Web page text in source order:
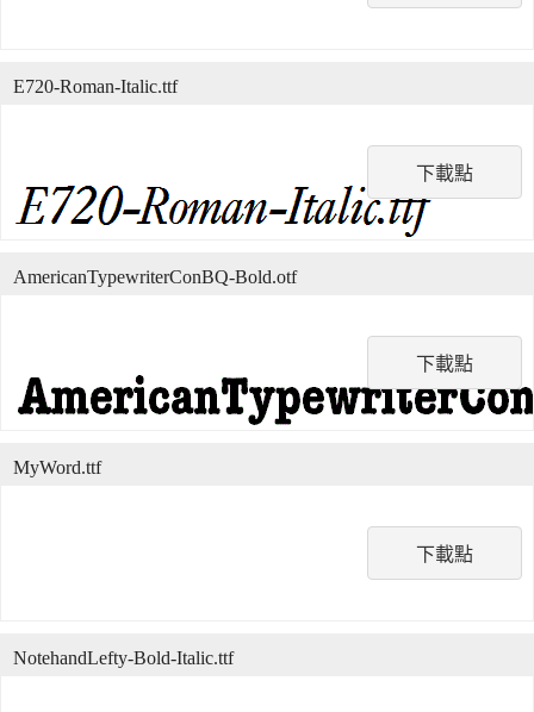
下載點
E720-Roman-Italic.ttf
下載點
AmericanTypewriterConBQ-Bold.otf
下載點
MyWord.ttf
NotehandLefty-Bold-Italic.ttf